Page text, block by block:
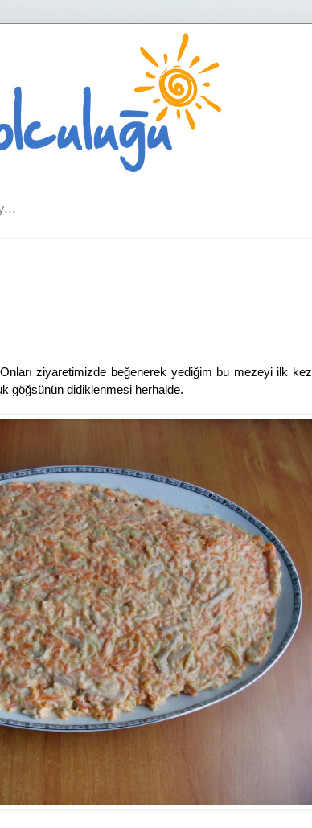
ziyaretimizde beğenerek yediğim bu mezeyi ilk kez
göğsünün didiklenmesi herhalde.